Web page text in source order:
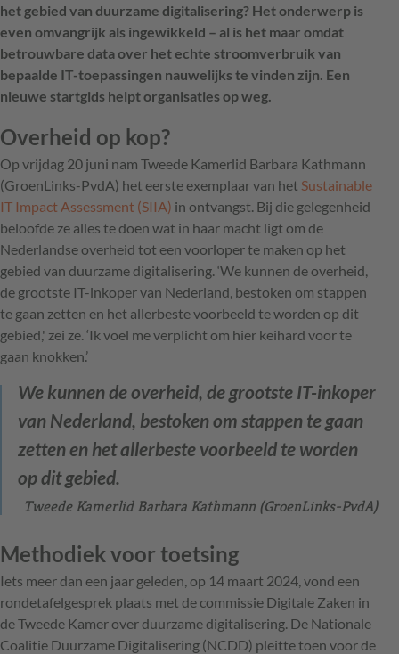
het gebied van duurzame digitalisering? Het onderwerp is
even omvangrijk als ingewikkeld – al is het maar omdat
betrouwbare data over het echte stroomverbruik van
bepaalde IT-toepassingen nauwelijks te vinden zijn. Een
nieuwe startgids helpt organisaties op weg.
Overheid op kop?
Op vrijdag 20 juni nam Tweede Kamerlid Barbara Kathmann
(GroenLinks-PvdA) het eerste exemplaar van het Sustainable
IT Impact Assessment (SIIA) in ontvangst. Bij die gelegenheid
beloofde ze alles te doen wat in haar macht ligt om de
Nederlandse overheid tot een voorloper te maken op het
gebied van duurzame digitalisering. ‘We kunnen de overheid,
de grootste IT-inkoper van Nederland, bestoken om stappen
te gaan zetten en het allerbeste voorbeeld te worden op dit
gebied,' zei ze. ‘Ik voel me verplicht om hier keihard voor te
gaan knokken.’
We kunnen de overheid, de grootste IT-inkoper
van Nederland, bestoken om stappen te gaan
zetten en het allerbeste voorbeeld te worden
op dit gebied.
Tweede Kamerlid Barbara Kathmann (GroenLinks-PvdA)
Methodiek voor toetsing
Iets meer dan een jaar geleden, op 14 maart 2024, vond een
rondetafelgesprek plaats met de commissie Digitale Zaken in
de Tweede Kamer over duurzame digitalisering. De Nationale
Coalitie Duurzame Digitalisering (NCDD) pleitte toen voor de